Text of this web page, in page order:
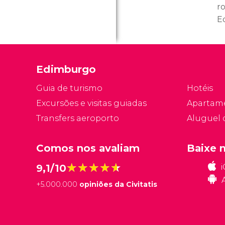
Edimburgo
Guia de turismo
Excursões e visitas guiadas
Transfers aeroporto
Hotéis
Aluguel
Comos nos avaliam
9,1/10★★★★★
★★★★★
+5.000.000 opiniões da Civitatis
Baixe